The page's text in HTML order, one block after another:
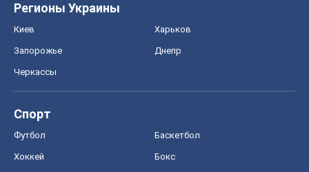
Регионы Украины
Киев Харьков
Запорожье Днепр
Черкассы
Спорт
Футбол Баскетбол
Хоккей Бокс